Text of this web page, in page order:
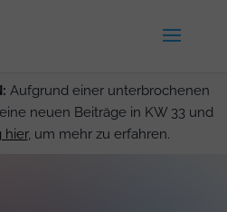
Aufgrund einer unterbrochenen
neuen Beiträge in KW 33 und
hier, um mehr zu erfahren.